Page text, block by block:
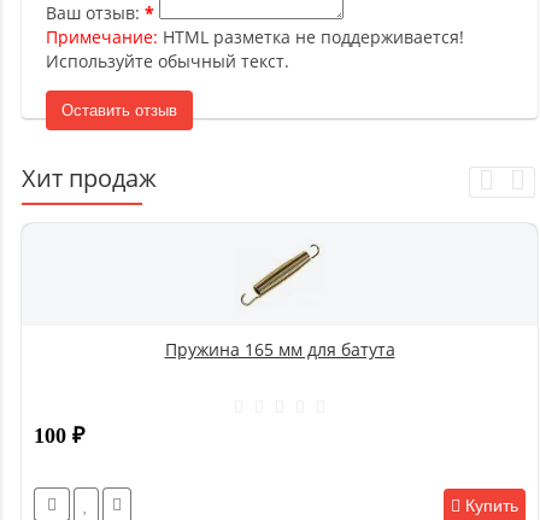
Ваш отзыв:
Примечание: HTML разметка не поддерживается!
Используйте обычный текст.
Оставить отзыв
Хит продаж
Пружина 165 мм для батута
100 ₽
Купить